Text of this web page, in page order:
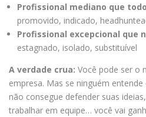
Profissional mediano que
promovido, indicado,
Profissional excepcional que
estagnado, isolado, substituível
A verdade crua: Você pode ser o
empresa. Mas se ninguém
não consegue defender suas
trabalhar em equipe… você vai